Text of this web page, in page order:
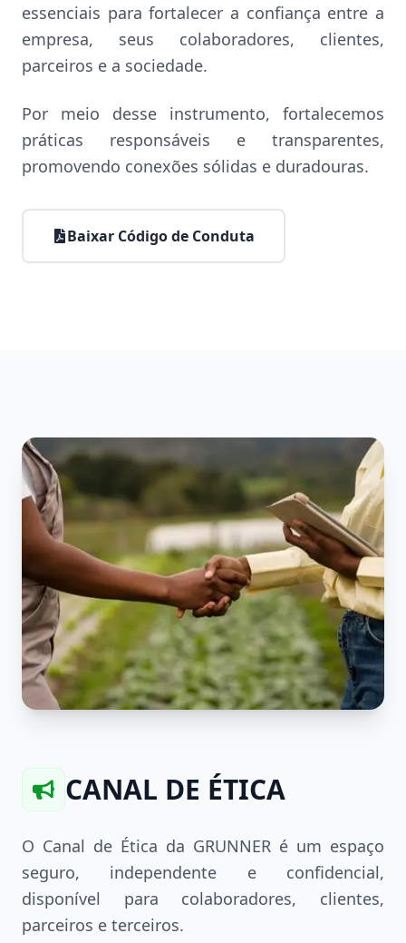
essenciais para fortalecer a confiança entre a
empresa, seus colaboradores, clientes,
parceiros e a sociedade.
Por meio desse instrumento, fortalecemos
práticas responsáveis e transparentes,
promovendo conexões sólidas e duradouras.
Baixar Código de Conduta
CANAL DE ÉTICA
O Canal de Ética da GRUNNER é um espaço
seguro, independente e confidencial,
disponível para colaboradores, clientes,
parceiros e terceiros.